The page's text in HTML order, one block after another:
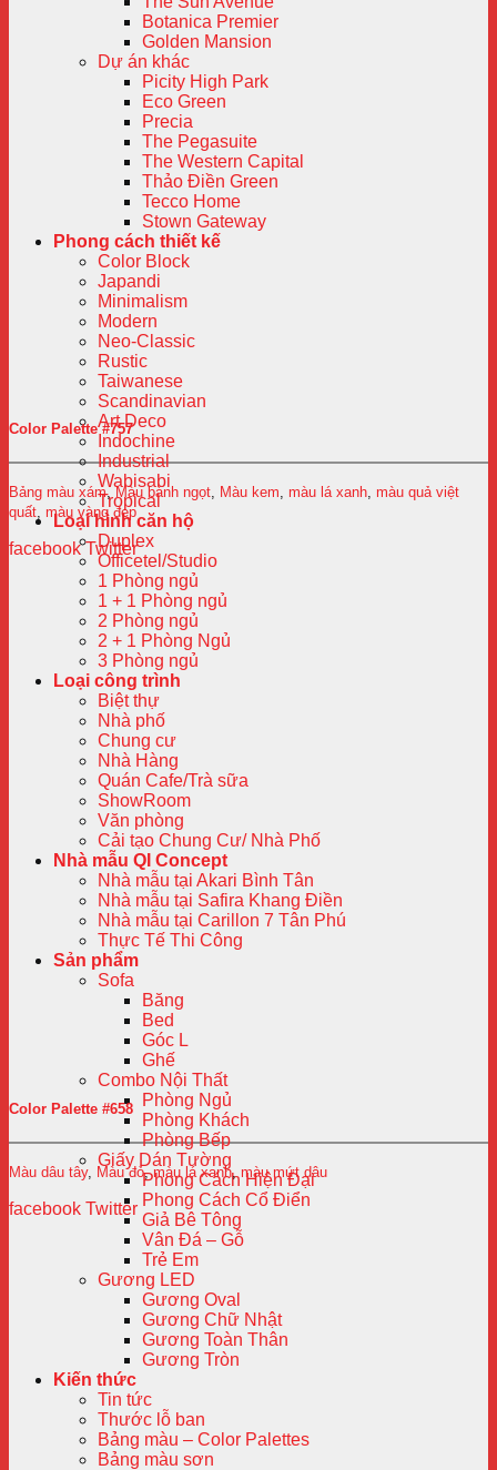
Botanica Premier
Golden Mansion
Dự án khác
Picity High Park
Eco Green
Precia
The Pegasuite
The Western Capital
Thảo Điền Green
Tecco Home
Stown Gateway
Phong cách thiết kế
Color Block
Japandi
Minimalism
Modern
Neo-Classic
Rustic
Taiwanese
Scandinavian
Art Deco
Indochine
Industrial
Wabisabi
Tropical
Loại hình căn hộ
Duplex
Officetel/Studio
1 Phòng ngủ
1 + 1 Phòng ngủ
2 Phòng ngủ
2 + 1 Phòng Ngủ
3 Phòng ngủ
Loại công trình
Biệt thự
Nhà phố
Chung cư
Nhà Hàng
Quán Cafe/Trà sữa
ShowRoom
Văn phòng
Cải tạo Chung Cư/ Nhà Phố
Nhà mẫu QI Concept
Nhà mẫu tại Akari Bình Tân
Nhà mẫu tại Safira Khang Điền
Nhà mẫu tại Carillon 7 Tân Phú
Thực Tế Thi Công
Sản phẩm
Sofa
Băng
Bed
Góc L
Ghế
Combo Nội Thất
Phòng Ngủ
Phòng Khách
Phòng Bếp
Giấy Dán Tường
Phong Cách Hiện Đại
Phong Cách Cổ Điển
Giả Bê Tông
Vân Đá – Gỗ
Trẻ Em
Gương LED
Gương Oval
Gương Chữ Nhật
Gương Toàn Thân
Gương Tròn
Kiến thức
Tin tức
Thước lỗ ban
Bảng màu – Color Palettes
Bảng màu sơn
Color Palette #757
Bảng màu xám,Màu bánh ngọt Màu kem màu lá xanh màu quả việt
quất màu vàng đẹp
facebook Twitter
Color Palette #658
Màu dâu tây, Màu đỏ,màu lá xanh,màu mứt dâu
facebook Twitter